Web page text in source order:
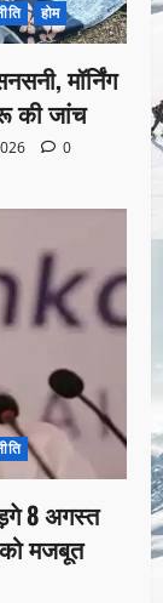
होम
मॉर्निंग
की जांच
0
8 अगस्त
मजबूत